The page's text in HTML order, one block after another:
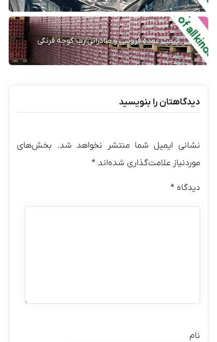
قیمت عمده فروشی و صادراتی رب گوجه فرنگی
دیدگاهتان را بنویسید
نشانی ایمیل شما منتشر نخواهد شد. بخش‌های
موردنیاز علامت‌گذاری شده‌اند*
دیدگاه*
نام